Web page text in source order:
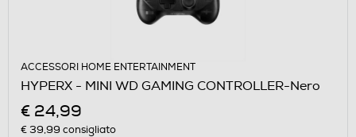
ACCESSORI HOME ENTERTAINMENT
HYPERX - MINI WD GAMING CONTROLLER-Nero
€ 24,99
€ 39,99 consigliato